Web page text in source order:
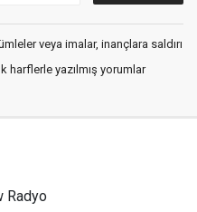
veya imalar, inançlara saldırı
harflerle yazılmış yorumlar
Radyo